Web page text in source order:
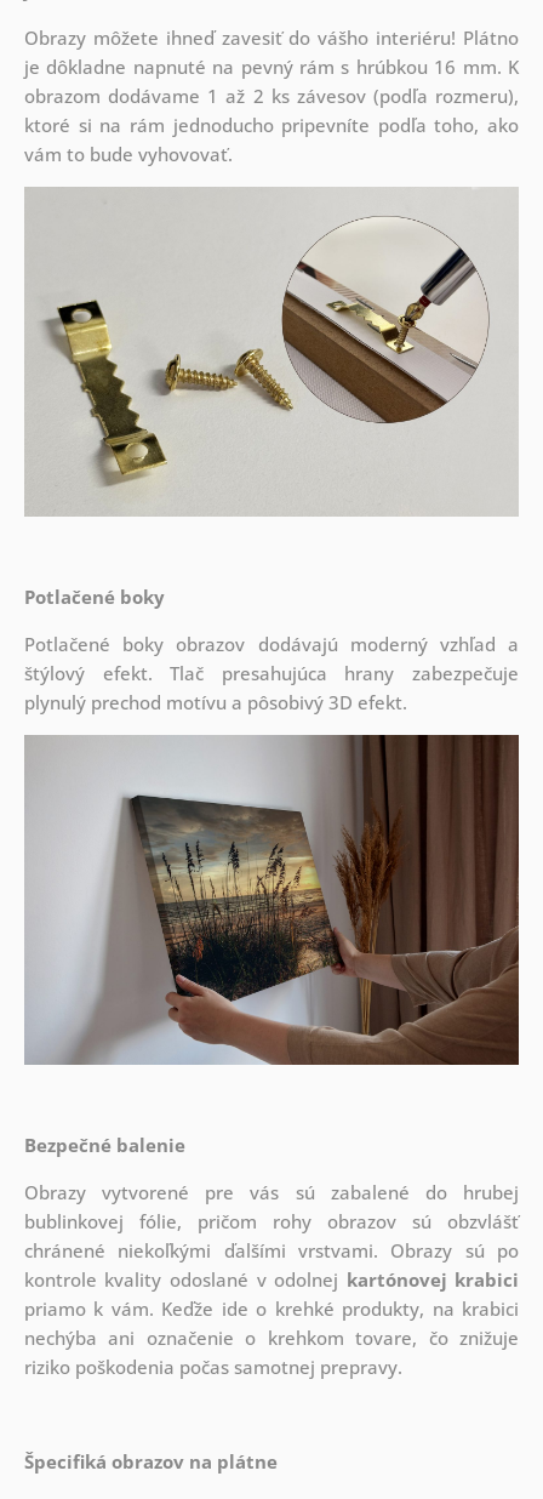
Obrazy môžete ihneď zavesiť do vášho interiéru! Plátno
je dôkladne napnuté na pevný rám s hrúbkou 16 mm. K
obrazom dodávame 1 až 2 ks závesov (podľa rozmeru),
ktoré si na rám jednoducho pripevníte podľa toho, ako
vám to bude vyhovovať.
Potlačené boky
Potlačené boky obrazov dodávajú moderný vzhľad a
štýlový efekt. Tlač presahujúca hrany zabezpečuje
plynulý prechod motívu a pôsobivý 3D efekt.
Bezpečné balenie
Obrazy vytvorené pre vás sú zabalené do hrubej
bublinkovej fólie, pričom rohy obrazov sú obzvlášť
chránené niekoľkými ďalšími vrstvami. Obrazy sú po
kontrole kvality odoslané v odolnej kartónovej krabici
priamo k vám. Keďže ide o krehké produkty, na krabici
nechýba ani označenie o krehkom tovare, čo znižuje
riziko poškodenia počas samotnej prepravy.
Špecifiká obrazov na plátne